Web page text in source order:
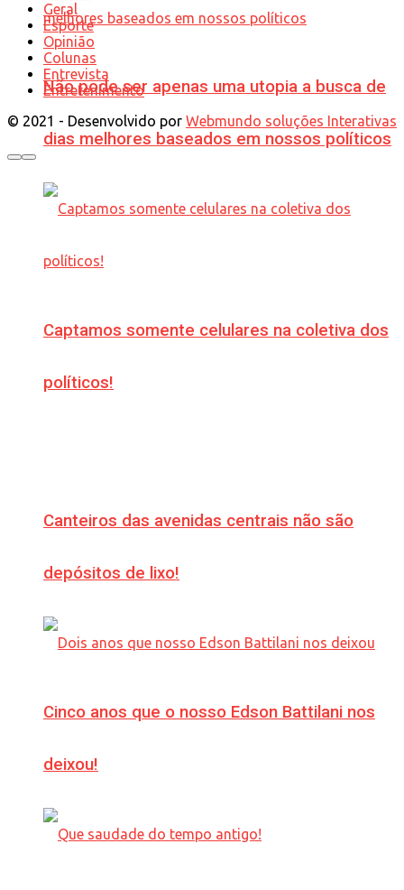
Não pode ser apenas uma utopia a busca de
dias melhores baseados em nossos políticos
Captamos somente celulares na coletiva dos
políticos!
Canteiros das avenidas centrais não são
depósitos de lixo!
Cinco anos que o nosso Edson Battilani nos
deixou!
Geral
Esporte
Opinião
Colunas
Entrevista
Entretenimento
© 2021 - Desenvolvido por Webmundo soluções Interativas